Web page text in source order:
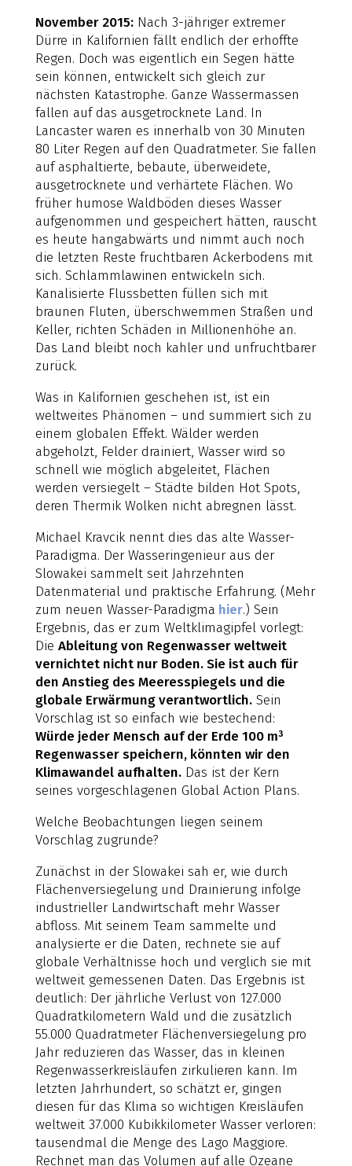
November 2015:Nach 3-jähriger extremer
Dürre in Kalifornien fällt endlich der erhoffte
Regen. Doch was eigentlich ein Segen hätte
sein können, entwickelt sich gleich zur
nächsten Katastrophe. Ganze Wassermassen
fallen auf das ausgetrocknete Land. In
Lancaster waren es innerhalb von 30 Minuten
80 Liter Regen auf den Quadratmeter. Sie fallen
auf asphaltierte, bebaute, überweidete,
ausgetrocknete und verhärtete Flächen. Wo
früher humose Waldböden dieses Wasser
aufgenommen und gespeichert hätten, rauscht
es heute hangabwärts und nimmt auch noch
die letzten Reste fruchtbaren Ackerbodens mit
sich. Schlammlawinen entwickeln sich.
Kanalisierte Flussbetten füllen sich mit
braunen Fluten, überschwemmen Straßen und
Keller, richten Schäden in Millionenhöhe an.
Das Land bleibt noch kahler und unfruchtbarer
zurück.
Was in Kalifornien geschehen ist, ist ein
weltweites Phänomen – und summiert sich zu
einem globalen Effekt. Wälder werden
abgeholzt, Felder drainiert, Wasser wird so
schnell wie möglich abgeleitet, Flächen
werden versiegelt – Städte bilden Hot Spots,
deren Thermik Wolken nicht abregnen lässt.
Michael Kravcik nennt dies das alte Wasser-
Paradigma. Der Wasseringenieur aus der
Slowakei sammelt seit Jahrzehnten
Datenmaterial und praktische Erfahrung. (Mehr
zum neuen Wasser-Paradigma hier.) Sein
Ergebnis, das er zum Weltklimagipfel vorlegt:
Die Ableitung von Regenwasser weltweit
vernichtet nicht nur Boden. Sie ist auch für
den Anstieg des Meeresspiegels und die
globale Erwärmung verantwortlich.Sein
Vorschlag ist so einfach wie bestechend:
Würde jeder Mensch auf der Erde 100 m³
Regenwasser speichern, könnten wir den
Klimawandel aufhalten.Das ist der Kern
seines vorgeschlagenen Global Action Plans.
Welche Beobachtungen liegen seinem
Vorschlag zugrunde?
Zunächst in der Slowakei sah er, wie durch
Flächenversiegelung und Drainierung infolge
industrieller Landwirtschaft mehr Wasser
abfloss. Mit seinem Team sammelte und
analysierte er die Daten, rechnete sie auf
globale Verhältnisse hoch und verglich sie mit
weltweit gemessenen Daten. Das Ergebnis ist
deutlich: Der jährliche Verlust von 127.000
Quadratkilometern Wald und die zusätzlich
55.000 Quadratmeter Flächenversiegelung pro
Jahr reduzieren das Wasser, das in kleinen
Regenwasserkreisläufen zirkulieren kann. Im
letzten Jahrhundert, so schätzt er, gingen
diesen für das Klima so wichtigen Kreisläufen
weltweit 37.000 Kubikkilometer Wasser verloren:
tausendmal die Menge des Lago Maggiore.
Rechnet man das Volumen auf alle Ozeane